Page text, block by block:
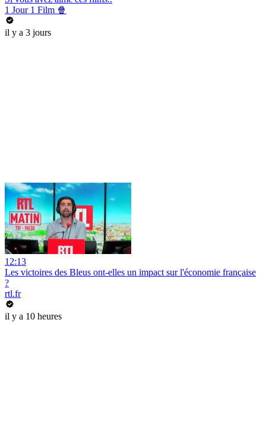
1 Jour 1 Film 🍿
il y a 3 jours
12:13
Les victoires des Bleus ont-elles un impact sur l'économie française
?
rtl.fr
il y a 10 heures